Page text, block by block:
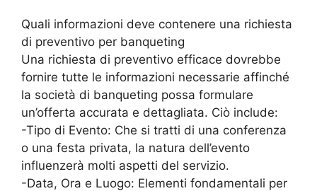
Quali informazioni deve contenere una richiesta
di preventivo per banqueting
Una richiesta di preventivo efficace dovrebbe
fornire tutte le informazioni necessarie affinché
la società di banqueting possa formulare
un’offerta accurata e dettagliata. Ciò include:
-Tipo di Evento: Che si tratti di una conferenza
o una festa privata, la natura dell’evento
influenzerà molti aspetti del servizio.
-Data, Ora e Luogo: Elementi fondamentali per